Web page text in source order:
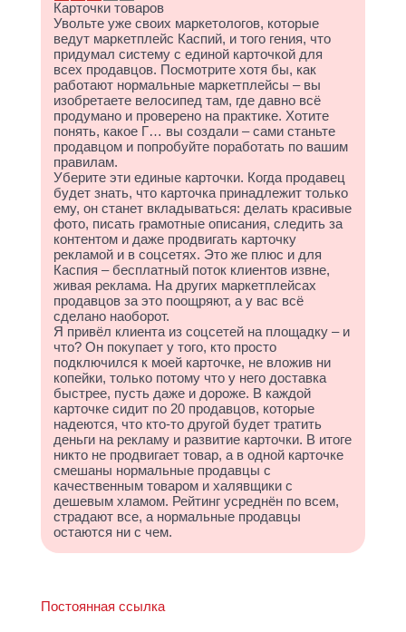
Карточки товаров
Увольте уже своих маркетологов, которые
ведут маркетплейс Каспий, и того гения, что
придумал систему с единой карточкой для
всех продавцов. Посмотрите хотя бы, как
работают нормальные маркетплейсы – вы
изобретаете велосипед там, где давно всё
продумано и проверено на практике. Хотите
понять, какое Г… вы создали – сами станьте
продавцом и попробуйте поработать по вашим
правилам.
Уберите эти единые карточки. Когда продавец
будет знать, что карточка принадлежит только
ему, он станет вкладываться: делать красивые
фото, писать грамотные описания, следить за
контентом и даже продвигать карточку
рекламой и в соцсетях. Это же плюс и для
Каспия – бесплатный поток клиентов извне,
живая реклама. На других маркетплейсах
продавцов за это поощряют, а у вас всё
сделано наоборот.
Я привёл клиента из соцсетей на площадку – и
что? Он покупает у того, кто просто
подключился к моей карточке, не вложив ни
копейки, только потому что у него доставка
быстрее, пусть даже и дороже. В каждой
карточке сидит по 20 продавцов, которые
надеются, что кто-то другой будет тратить
деньги на рекламу и развитие карточки. В итоге
никто не продвигает товар, а в одной карточке
смешаны нормальные продавцы с
качественным товаром и халявщики с
дешевым хламом. Рейтинг усреднён по всем,
страдают все, а нормальные продавцы
остаются ни с чем.
Постоянная ссылка